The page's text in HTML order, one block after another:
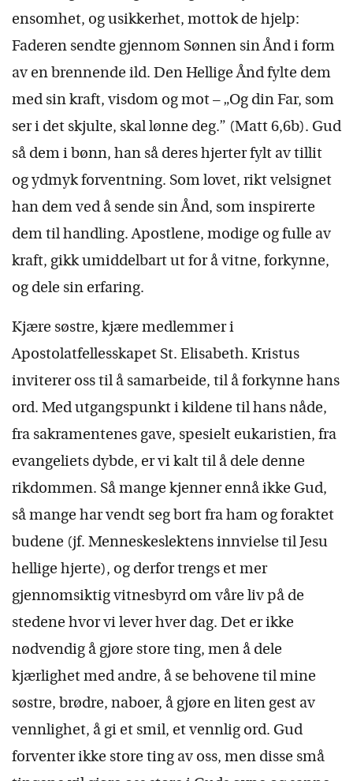
ensomhet, og usikkerhet, mottok de hjelp:
Faderen sendte gjennom Sønnen sin Ånd i form
av en brennende ild. Den Hellige Ånd fylte dem
med sin kraft, visdom og mot – „Og din Far, som
ser i det skjulte, skal lønne deg.” (Matt 6,6b). Gud
så dem i bønn, han så deres hjerter fylt av tillit
og ydmyk forventning. Som lovet, rikt velsignet
han dem ved å sende sin Ånd, som inspirerte
dem til handling. Apostlene, modige og fulle av
kraft, gikk umiddelbart ut for å vitne, forkynne,
og dele sin erfaring.
Kjære søstre, kjære medlemmer i
Apostolatfellesskapet St. Elisabeth. Kristus
inviterer oss til å samarbeide, til å forkynne hans
ord. Med utgangspunkt i kildene til hans nåde,
fra sakramentenes gave, spesielt eukaristien, fra
evangeliets dybde, er vi kalt til å dele denne
rikdommen. Så mange kjenner ennå ikke Gud,
så mange har vendt seg bort fra ham og foraktet
budene (jf. Menneskeslektens innvielse til Jesu
hellige hjerte), og derfor trengs et mer
gjennomsiktig vitnesbyrd om våre liv på de
stedene hvor vi lever hver dag. Det er ikke
nødvendig å gjøre store ting, men å dele
kjærlighet med andre, å se behovene til mine
søstre, brødre, naboer, å gjøre en liten gest av
vennlighet, å gi et smil, et vennlig ord. Gud
forventer ikke store ting av oss, men disse små